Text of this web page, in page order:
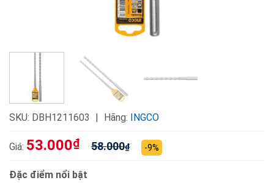
SKU: DBH1211603 Hãng: INGCO
Giá: 53.000₫ 58.000₫ -9%
Đặc điểm nổi bật